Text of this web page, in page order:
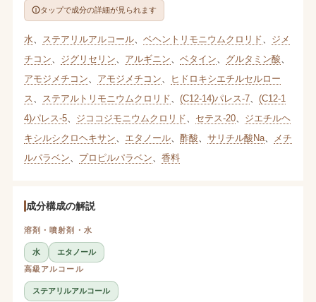
タップで成分の詳細が見られます
水 ステアリルアルコール、 ベヘントリモニウムクロリド
ジメ
チコン
ジグリセリン アルギニン ベタイン グルタミン酸
アモジメチコン
アモジメチコン
ヒドロキシエチルセルロー
ス
ステアルトリモニウムクロリド (C12-14)パレス-7、 (C12-1
4)パレス-5、 ジココジモニウムクロリド セテス-20、 ジエチルヘ
キシルシクロヘキサン
エタノール、 酢酸 サリチル酸Na、
メチ
ルパラベン
プロピルパラベン 香料
成分構成の解説
溶剤・噴射剤・水
水
エタノール
高級アルコール
ステアリルアルコール